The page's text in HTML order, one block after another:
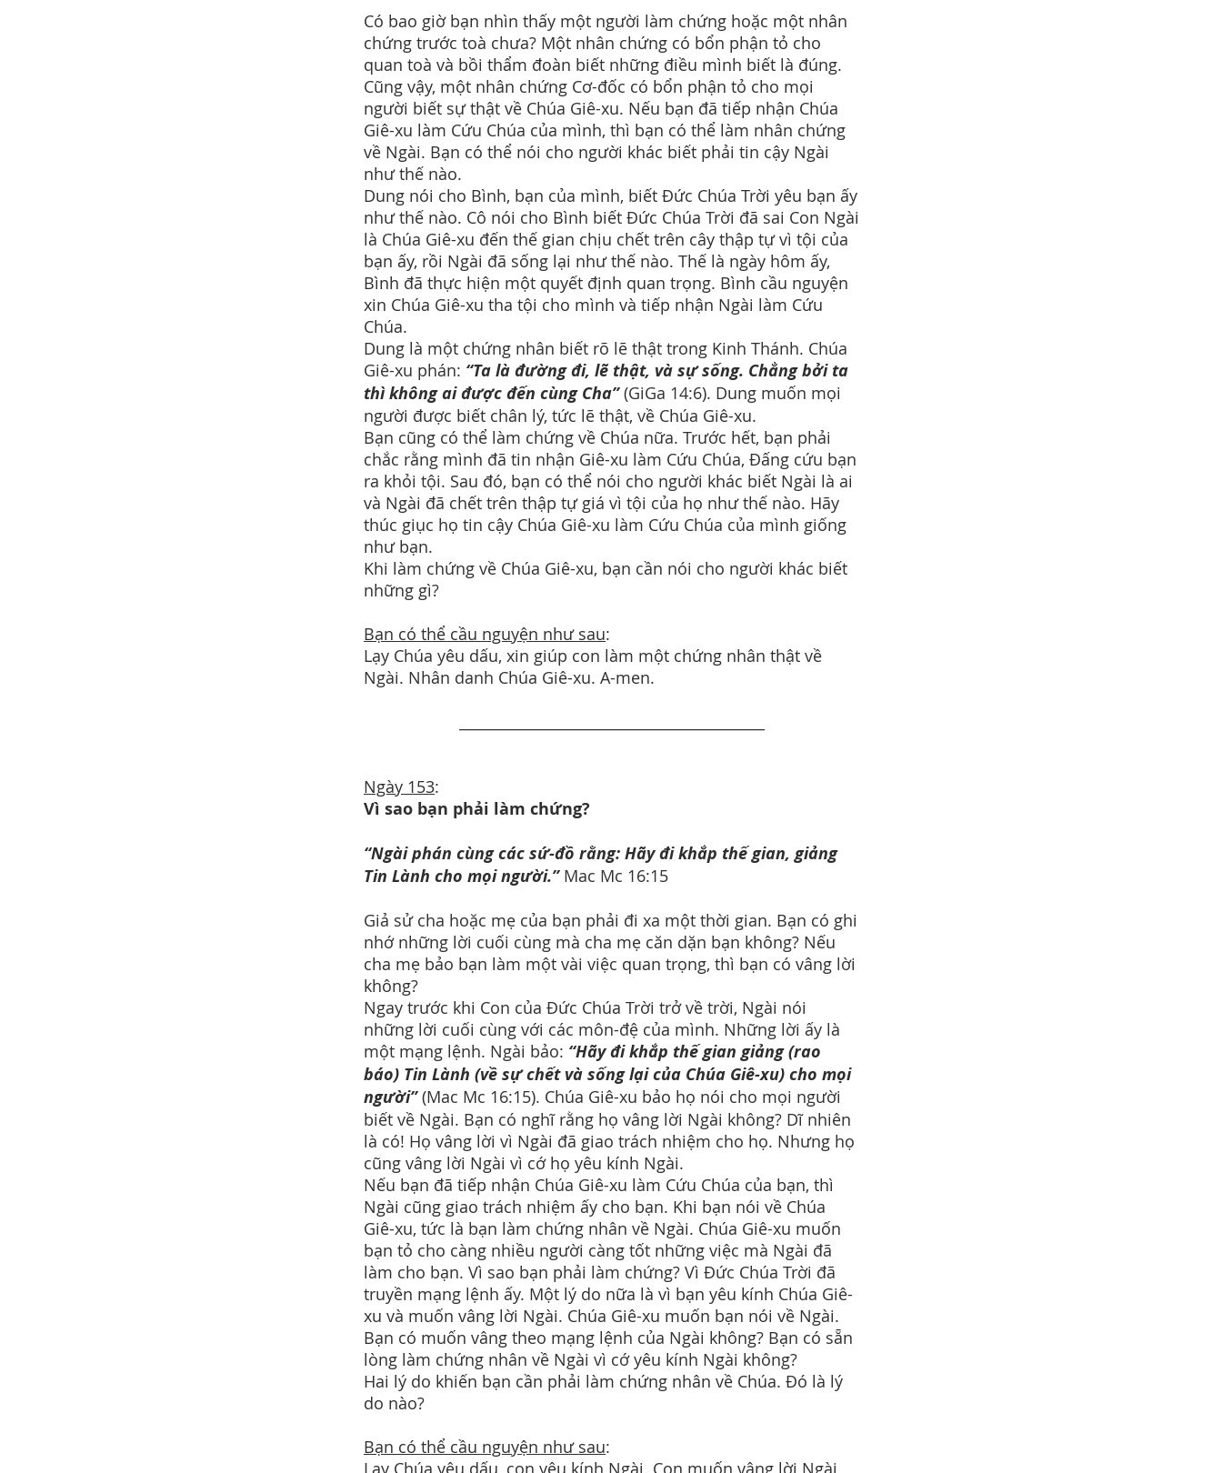
Có bao giờ bạn nhìn thấy một người làm chứng hoặc một nhân
chứng trước toà chưa? Một nhân chứng có bổn phận tỏ cho
quan toà và bồi thẩm đoàn biết những điều mình biết là đúng.
Cũng vậy, một nhân chứng Cơ-đốc có bổn phận tỏ cho mọi
người biết sự thật về Chúa Giê-xu. Nếu bạn đã tiếp nhận Chúa
Giê-xu làm Cứu Chúa của mình, thì bạn có thể làm nhân chứng
về Ngài. Bạn có thể nói cho người khác biết phải tin cậy Ngài
như thế nào.
Dung nói cho Bình, bạn của mình, biết Đức Chúa Trời yêu bạn ấy
như thế nào. Cô nói cho Bình biết Đức Chúa Trời đã sai Con Ngài
là Chúa Giê-xu đến thế gian chịu chết trên cây thập tự vì tội của
bạn ấy, rồi Ngài đã sống lại như thế nào. Thế là ngày hôm ấy,
Bình đã thực hiện một quyết định quan trọng. Bình cầu nguyện
xin Chúa Giê-xu tha tội cho mình và tiếp nhận Ngài làm Cứu
Chúa.
Dung là một chứng nhân biết rõ lẽ thật trong Kinh Thánh. Chúa
Giê-xu phán: “Ta là đường đi, lẽ thật, và sự sống. Chẳng bởi ta
thì không ai được đến cùng Cha”(GiGa 14:6). Dung muốn mọi
người được biết chân lý, tức lẽ thật, về Chúa Giê-xu.
Bạn cũng có thể làm chứng về Chúa nữa. Trước hết, bạn phải
chắc rằng mình đã tin nhận Giê-xu làm Cứu Chúa, Đấng cứu bạn
ra khỏi tội. Sau đó, bạn có thể nói cho người khác biết Ngài là ai
và Ngài đã chết trên thập tự giá vì tội của họ như thế nào. Hãy
thúc giục họ tin cậy Chúa Giê-xu làm Cứu Chúa của mình giống
như bạn.
Khi làm chứng về Chúa Giê-xu, bạn cần nói cho người khác biết
những gì?
Bạn có thể cầu nguyện như sau:
Lạy Chúa yêu dấu, xin giúp con làm một chứng nhân thật về
Ngài. Nhân danh Chúa Giê-xu. A-men.
Ngày 153:
Vì sao bạn phải làm chứng?
“Ngài phán cùng các sứ-đồ rằng: Hãy đi khắp thế gian, giảng
Tin Lành cho mọi người.”Mac Mc 16:15
Giả sử cha hoặc mẹ của bạn phải đi xa một thời gian. Bạn có ghi
nhớ những lời cuối cùng mà cha mẹ căn dặn bạn không? Nếu
cha mẹ bảo bạn làm một vài việc quan trọng, thì bạn có vâng lời
không?
Ngay trước khi Con của Đức Chúa Trời trở về trời, Ngài nói
những lời cuối cùng với các môn-đệ của mình. Những lời ấy là
một mạng lệnh. Ngài bảo: “Hãy đi khắp thế gian giảng (rao
báo) Tin Lành (về sự chết và sống lại của Chúa Giê-xu) cho mọi
người”(Mac Mc 16:15). Chúa Giê-xu bảo họ nói cho mọi người
biết về Ngài. Bạn có nghĩ rằng họ vâng lời Ngài không? Dĩ nhiên
là có! Họ vâng lời vì Ngài đã giao trách nhiệm cho họ. Nhưng họ
cũng vâng lời Ngài vì cớ họ yêu kính Ngài.
Nếu bạn đã tiếp nhận Chúa Giê-xu làm Cứu Chúa của bạn, thì
Ngài cũng giao trách nhiệm ấy cho bạn. Khi bạn nói về Chúa
Giê-xu, tức là bạn làm chứng nhân về Ngài. Chúa Giê-xu muốn
bạn tỏ cho càng nhiều người càng tốt những việc mà Ngài đã
làm cho bạn. Vì sao bạn phải làm chứng? Vì Đức Chúa Trời đã
truyền mạng lệnh ấy. Một lý do nữa là vì bạn yêu kính Chúa Giê-
xu và muốn vâng lời Ngài. Chúa Giê-xu muốn bạn nói về Ngài.
Bạn có muốn vâng theo mạng lệnh của Ngài không? Bạn có sẵn
lòng làm chứng nhân về Ngài vì cớ yêu kính Ngài không?
Hai lý do khiến bạn cần phải làm chứng nhân về Chúa. Đó là lý
do nào?
Bạn có thể cầu nguyện như sau:
Lạy Chúa yêu dấu, con yêu kính Ngài. Con muốn vâng lời Ngài